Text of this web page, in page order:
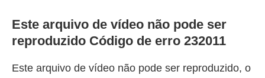
Este arquivo de vídeo não pode ser
reproduzido Código de erro 232011
Este arquivo de vídeo não pode ser reproduzido, o